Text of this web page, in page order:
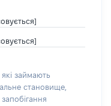
займають
становище,